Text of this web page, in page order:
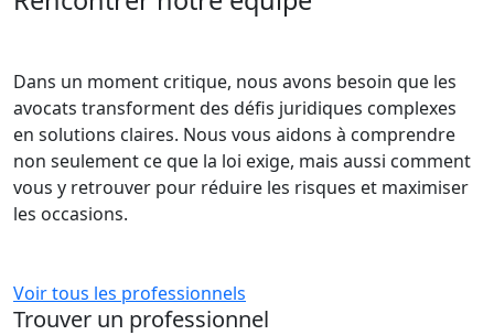
Dans un moment critique, nous avons besoin que les
avocats transforment des défis juridiques complexes
en solutions claires. Nous vous aidons à comprendre
non seulement ce que la loi exige, mais aussi comment
vous y retrouver pour réduire les risques et maximiser
les occasions.
Voir tous les professionnels
Trouver un professionnel